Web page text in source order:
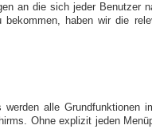
an die sich jeder Benutzer
haben wir die
alle Grundfunktionen
Ohne explizit jeden